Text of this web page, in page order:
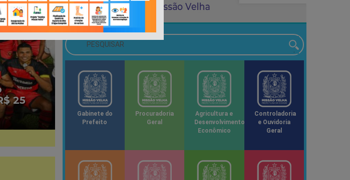
25
Gabinete do
Prefeito
Procuradoria
Geral
Agricultura e
Desenvolvimento
Econômico
Controladoria
e Ouvidoria
Geral